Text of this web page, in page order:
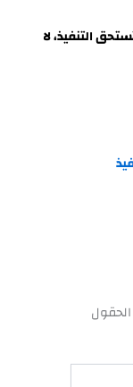
التنفيذ، لا
الحقول